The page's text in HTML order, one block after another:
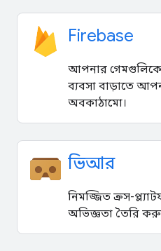
Firebase
আপনার
ব্যবসা বাড়াতে
অবকাঠামো।
ভিআর
নিমজ্জিত ক্রস-
অভিজ্ঞতা তৈরি